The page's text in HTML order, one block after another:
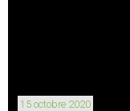
15 octobre 2020